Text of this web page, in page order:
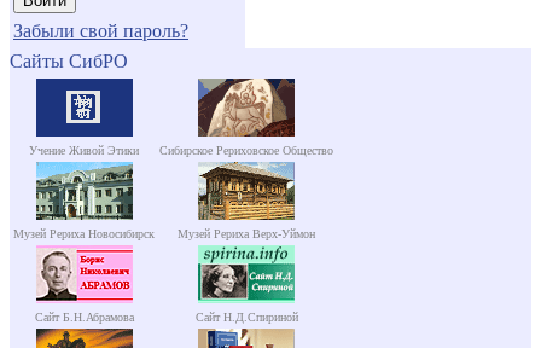
Забыли свой пароль?
Сайты СибРО
Учение Живой Этики Сибирское Рериховское Общество
Музей Рериха Новосибирск Музей Рериха Верх-Уймон
Сайт Б.Н.Абрамова Сайт Н.Д.Спириной